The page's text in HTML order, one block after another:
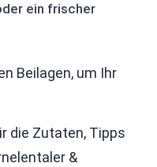
ein frischer
Beilagen, um Ihr
die Zutaten, Tipps
&